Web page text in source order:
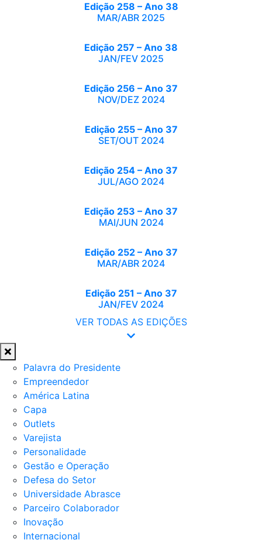
Edição 258 – Ano 38
MAR/ABR 2025
Edição 257 – Ano 38
JAN/FEV 2025
Edição 256 – Ano 37
NOV/DEZ 2024
Edição 255 – Ano 37
SET/OUT 2024
Edição 254 – Ano 37
JUL/AGO 2024
Edição 253 – Ano 37
MAI/JUN 2024
Edição 252 – Ano 37
MAR/ABR 2024
Edição 251 – Ano 37
JAN/FEV 2024
VER TODAS AS EDIÇÕES
Palavra do Presidente
Empreendedor
América Latina
Capa
Outlets
Varejista
Personalidade
Gestão e Operação
Defesa do Setor
Universidade Abrasce
Parceiro Colaborador
Inovação
Internacional